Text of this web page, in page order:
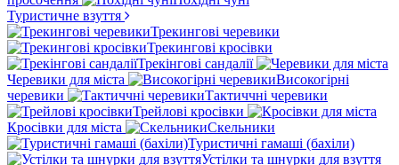
Туристичне взуття
Трекингові черевики
Трекингові кросівки
Трекінгові сандалії
Черевики для міста
Високогірні
черевики
Тактиччні черевики
Трейлові кросівки
Кросівки для міста
Скельники
Туристичні гамаші (бахіли)
Устілки та шнурки для взуття